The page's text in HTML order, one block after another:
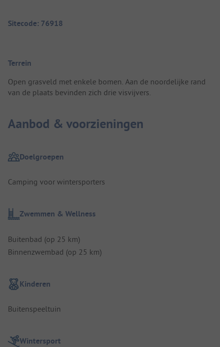
Sitecode: 76918
Terrein
Open grasveld met enkele bomen. Aan de noordelijke rand
van de plaats bevinden zich drie visvijvers.
Aanbod & voorzieningen
Doelgroepen
Camping voor wintersporters
Zwemmen & Wellness
Buitenbad (op 25 km)
Binnenzwembad (op 25 km)
Kinderen
Buitenspeeltuin
Wintersport